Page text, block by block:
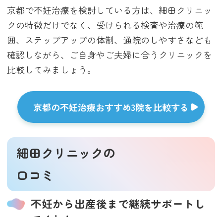
京都で不妊治療を検討している方は、細田クリニッ
クの特徴だけでなく、受けられる検査や治療の範
囲、ステップアップの体制、通院のしやすさなども
確認しながら、ご自身やご夫婦に合うクリニックを
比較してみましょう。
京都の不妊治療おすすめ3院を比較する
細田クリニックの
口コミ
不妊から出産後まで継続サポートし